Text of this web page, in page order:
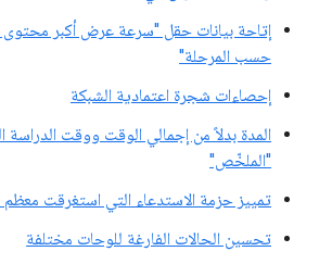
حسب المرحلة"
إحصاءات شجرة اعتمادية الشبكة
المدة بدلاً من إجمالي الوقت ووقت الدراسة
"الملخّص"
تمييز حزمة الاستدعاء التي استغرقت معظم
تحسين الحالات الفارغة للوحات مختلفة